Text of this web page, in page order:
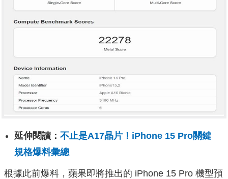
延伸閱讀： 不止是A17晶片！iPhone 15 Pro關鍵
規格爆料彙總
根據此前爆料，蘋果即將推出的 iPhone 15 Pro 機型預